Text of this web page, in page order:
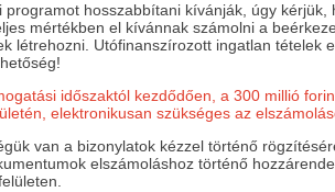
programot hosszabbítani kívánják, úgy kérjük,
mértékben el kívánnak számolni a
létrehozni. Utófinanszírozott ingatlan tételek
időszaktól kezdődően, a 300 millió
elektronikusan szükséges az
van a bizonylatok kézzel történő
elszámoláshoz történő